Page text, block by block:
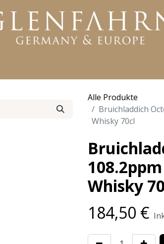
Alle Produkte
Bruichladdich
Whisky 70cl
Whisky
184,50 €